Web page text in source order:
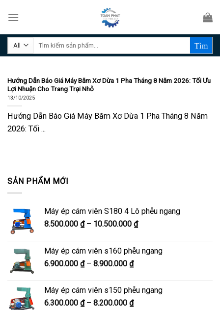
Tìm
SẢN PHẨM MỚI
Máy ép cám viên S180 4 Lô phễu ngang
8.500.000 ₫ – 10.500.000 ₫Khoảng
8.500.000 ₫
Máy ép cám viên s160 phễu ngang
6.900.000 ₫ – 8.900.000 ₫Khoảng
từ
6.900.000 ₫
đến
Máy ép cám viên s150 phễu ngang
6.300.000 ₫ – 8.200.000 ₫Khoảng
Hướng Dẫn Báo Giá Máy Băm Xơ Dừa 1 Pha Tháng 8 Năm 2026: Tối Ưu
Lợi Nhuận Cho Trang Trại Nhỏ
13/10/2025
Hướng Dẫn Báo Giá Máy Băm Xơ Dừa 1 Pha Tháng 8 Năm
2026: Tối ...